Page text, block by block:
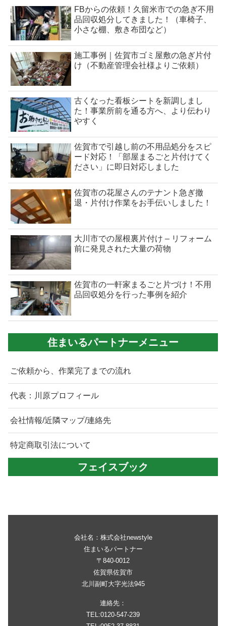
FBからの依頼！久留米市での急ぎ不用
品回収処分してきました！（車椅子、
小さな棚、敷き布団など）
施工事例｜佐賀市ゴミ屋敷の急ぎ片付
け（不動産管理会社様よりご依頼）
古くなった看板シートを新調しまし
た！事業所前を通る方へ、より伝わり
やすく
佐賀市で引越し前の不用品処分をスピ
ード対応！「部屋まるごと片付けてく
ださい」に即日対応しました
佐賀市の花屋さんのテナント急ぎ撤
退・片付け作業をお手伝いしました！
大川市での屋根裏片付け – リフォーム
前に発見された大量の荷物
佐賀市の一軒家まるごと片づけ！不用
品回収処分を行った事例を紹介
住まいるパートナーメニュー
ご依頼から、作業完了までの流れ
代表：川原プロフィール
会社情報/近隣マップ/連絡先
特定商取引法について
フェイスブック
会社名：株式会社newstyle
住まいるパートナー
〒840-0012
佐賀県佐賀市
北川副町大字光法945
連絡先：
TEL:0120-547-239